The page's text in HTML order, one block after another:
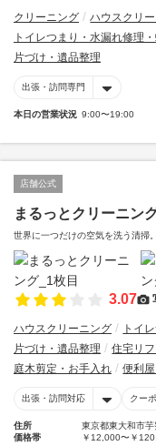
クリーニング
ハウスクリ
トイレつまり・水漏れ修理
片づけ・遺品整理
出張・訪問専門
本日の営業状況 9:00〜19:00
店舗公式
まるっとクリーニン
世界に一つだけの空気を洗う清掃
3.07
ハウスクリーニング
トイ
片づけ・遺品整理
住宅リ
庭木剪定・お手入れ
便利
出張・訪問対応 クー
住所
東京都東大和市
価格帯
￥12,000〜￥